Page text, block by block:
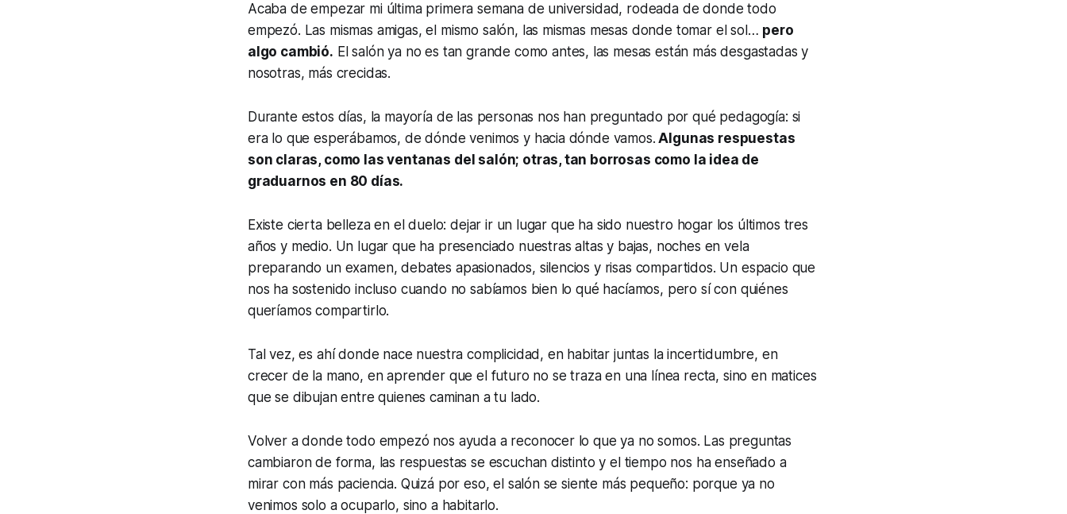
Acaba de empezar mi última primera semana de universidad, rodeada de donde todo
empezó. Las mismas amigas, el mismo salón, las mismas mesas donde tomar el sol… pero
algo cambió. El salón ya no es tan grande como antes, las mesas están más desgastadas y
nosotras, más crecidas.
Durante estos días, la mayoría de las personas nos han preguntado por qué pedagogía: si
era lo que esperábamos, de dónde venimos y hacia dónde vamos. Algunas respuestas
son claras, como las ventanas del salón; otras, tan borrosas como la idea de
graduarnos en 80 días.
Existe cierta belleza en el duelo: dejar ir un lugar que ha sido nuestro hogar los últimos tres
años y medio. Un lugar que ha presenciado nuestras altas y bajas, noches en vela
preparando un examen, debates apasionados, silencios y risas compartidos. Un espacio que
nos ha sostenido incluso cuando no sabíamos bien lo qué hacíamos, pero sí con quiénes
queríamos compartirlo.
Tal vez, es ahí donde nace nuestra complicidad, en habitar juntas la incertidumbre, en
crecer de la mano, en aprender que el futuro no se traza en una línea recta, sino en matices
que se dibujan entre quienes caminan a tu lado.
Volver a donde todo empezó nos ayuda a reconocer lo que ya no somos. Las preguntas
cambiaron de forma, las respuestas se escuchan distinto y el tiempo nos ha enseñado a
mirar con más paciencia. Quizá por eso, el salón se siente más pequeño: porque ya no
venimos solo a ocuparlo, sino a habitarlo.